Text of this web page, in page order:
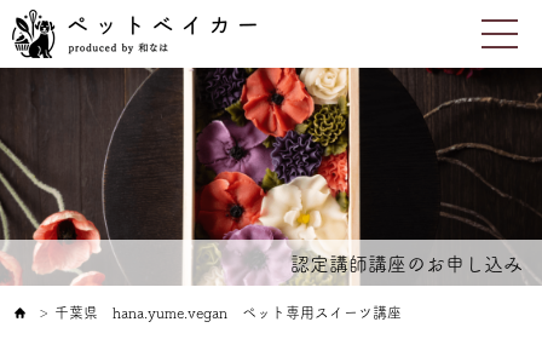
認定講師講座のお申し込み
＞ 千葉県 hana.yume.vegan ペット専用スイーツ講座